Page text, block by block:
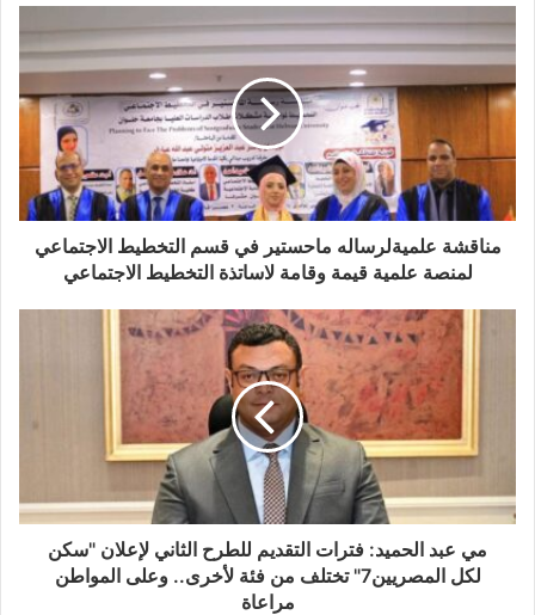
مناقشة علميةلرساله ماحستير في قسم التخطيط الاجتماعي
لمنصة علمية قيمة وقامة لاساتذة التخطيط الاجتماعي
مي عبد الحميد: فترات التقديم للطرح الثاني لإعلان "سكن
لكل المصريين7" تختلف من فئة لأخرى.. وعلى المواطن
مراعاة